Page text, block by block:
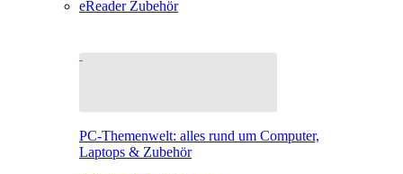
eReader Zubehör
PC-Themenwelt: alles rund um Computer,
Laptops & Zubehör